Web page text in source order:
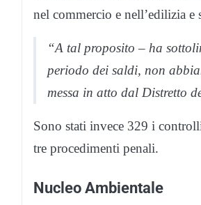
nel commercio e nell’edilizia
“A tal proposito – ha
periodo dei saldi, non
messa in atto dal Distretto
Sono stati invece 329 i
tre procedimenti penali.
Nucleo Ambientale